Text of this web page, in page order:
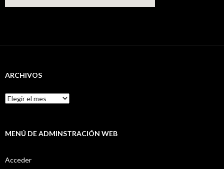
ARCHIVOS
Archivos
MENÚ DE ADMINSTRACIÓN WEB
Acceder